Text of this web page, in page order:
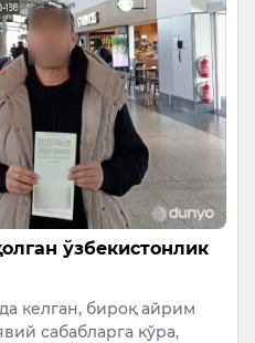
ўзбекистонлик
келган, бироқ айрим
сабабларга кўра,